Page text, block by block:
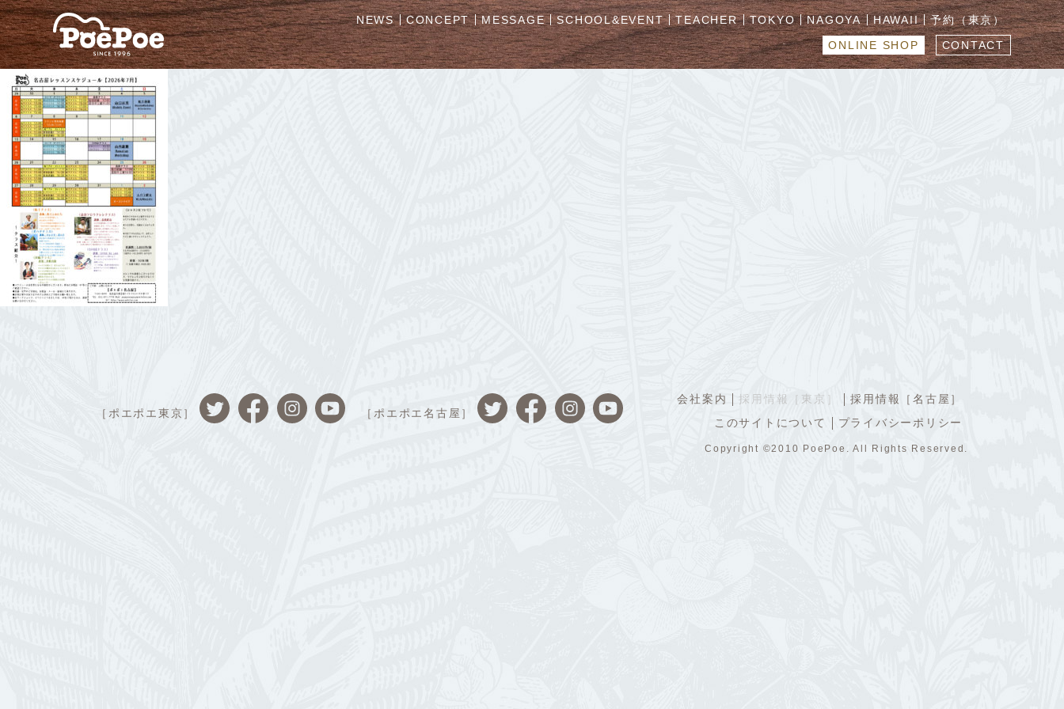
NEWS CONCEPT MESSAGE SCHOOL&EVENT TEACHER TOKYO NAGOYA HAWAII
予約（東京）
ONLINE SHOP
CONTACT
［ポエポエ東京］ ［ポエポエ名古屋］
会社案内 採用情報［東京］
採用情報［名古屋］
このサイトについて
プライバシーポリシー
Copyright ©2010 PoePoe. All Rights Reserved.